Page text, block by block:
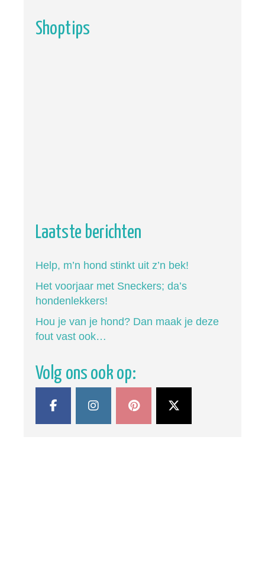
Shoptips
Laatste berichten
Help, m’n hond stinkt uit z’n bek!
Het voorjaar met Sneckers; da’s
hondenlekkers!
Hou je van je hond? Dan maak je deze
fout vast ook…
Volg ons ook op: